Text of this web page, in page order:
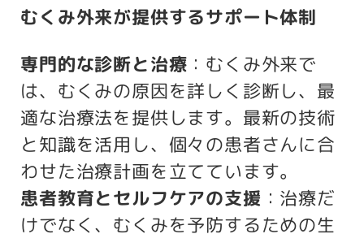
むくみ外来が提供するサポート体制
専門的な診断と治療 ：むくみ外来で
は、むくみの原因を詳しく診断し、最
適な治療法を提供します。最新の技術
と知識を活用し、個々の患者さんに合
わせた治療計画を立てています。
患者教育とセルフケアの支援 ：治療だ
けでなく、むくみを予防するための生